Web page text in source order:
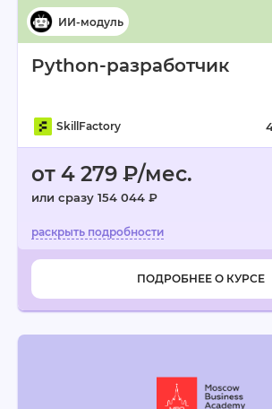
Python-разработчик
SkillFactory
от 4 279 ₽/мес.
или сразу 154 044 ₽
ПОДРОБНЕЕ О КУРСЕ